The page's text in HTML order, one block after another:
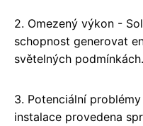
2. Omezený výkon -
schopnost generovat
světelných podmínkách.
3. Potenciální
instalace provedena